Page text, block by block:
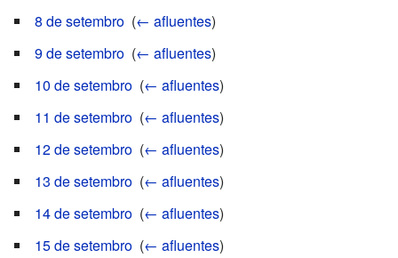
8 de setembro (← afluentes)
9 de setembro (← afluentes)
10 de setembro (← afluentes)
11 de setembro (← afluentes)
12 de setembro (← afluentes)
13 de setembro (← afluentes)
14 de setembro (← afluentes)
15 de setembro (← afluentes)